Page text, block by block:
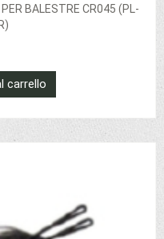
BALESTRE CR045 (PL-
carrello